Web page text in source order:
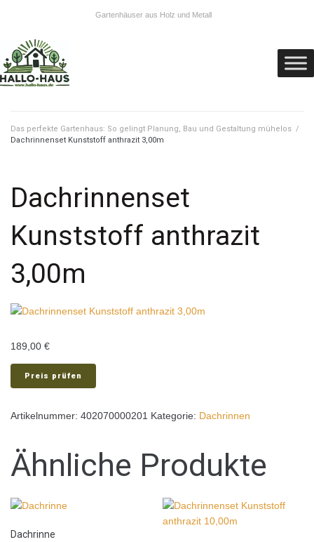
Gartenhäuser aus Holz und Metall
Das perfekte Gartenhaus: So gelingt Planung, Bau und Gestaltung mühelos /
Dachrinnenset Kunststoff anthrazit 3,00m
Dachrinnenset
Kunststoff anthrazit
3,00m
189,00 €
Preis prüfen
Artikelnummer: 402070000201 Kategorie: Dachrinnen
Ähnliche Produkte
Dachrinne